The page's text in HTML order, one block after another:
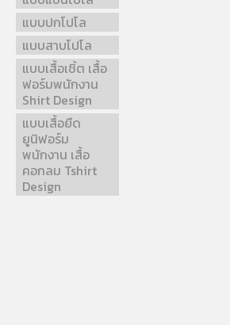
แบบปกโปโล
แบบสาบโปโล
แบบเสื้อเชิ้ต เสื้อ
ฟอร์มพนักงาน
Shirt Design
แบบเสื้อยืด
ยูนิฟอร์ม
พนักงาน เสื้อ
คอกลม Tshirt
Design